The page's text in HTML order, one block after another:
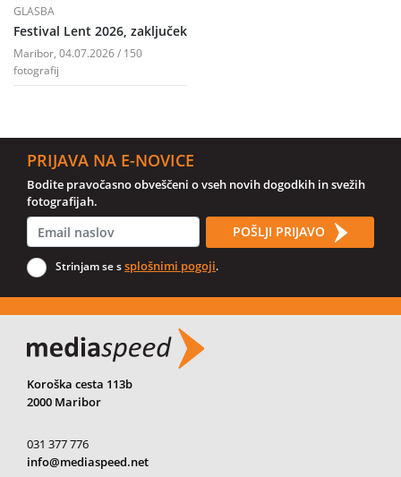
GLASBA
Festival Lent 2026, zaključek
Maribor, 04.07.2026 / 150
fotografij
PRIJAVA NA E-NOVICE
Bodite pravočasno obveščeni o vseh novih dogodkih in svežih
fotografijah.
POŠLJI PRIJAVO
Strinjam se ssplošnimi pogoji.
Koroška cesta 113b
2000 Maribor
031 377 776
info@mediaspeed.net